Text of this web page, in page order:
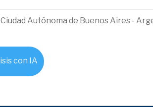
Autónoma de Buenos Aires -
con IA